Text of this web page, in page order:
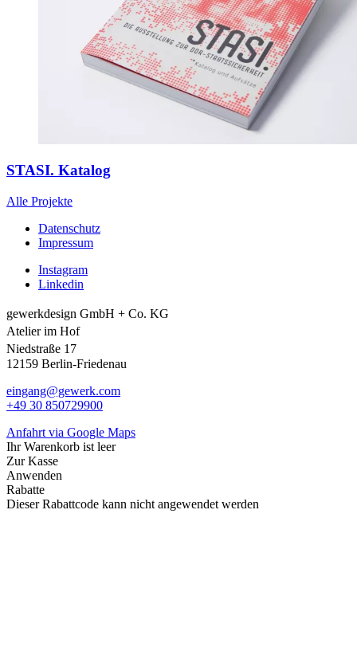
STASI. Katalog
Alle Projekte
Datenschutz
Impressum
Instagram
Linkedin
gewerkdesign GmbH + Co. KG
Atelier im Hof
Niedstraße 17
12159 Berlin-Friedenau
eingang@gewerk.com
+49 30 850729900
Anfahrt via Google Maps
Ihr Warenkorb ist leer
Zur Kasse
Anwenden
Rabatte
Dieser Rabattcode kann nicht angewendet werden